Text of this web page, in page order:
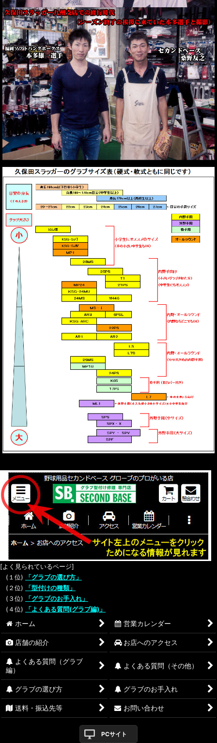
[よく見られているページ]
(１位)
「グラブの選び方」
(２位)
「型付けの種類」
(３位)
「グラブのお手入れ」
(４位)
「よくある質問(グラブ編)」
ホーム 営業カレンダー
店舗の紹介 お店へのアクセス
よくある質問（グラブ
編）
よくある質問（その他）
グラブの選び方 グラブのお手入れ
送料・振込先等 お問い合わせ
PCサイト